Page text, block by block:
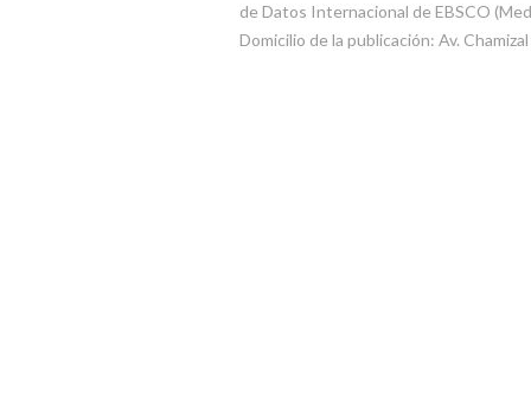
de Datos Internacional de EBSCO
Domicilio de la publicación: Av.